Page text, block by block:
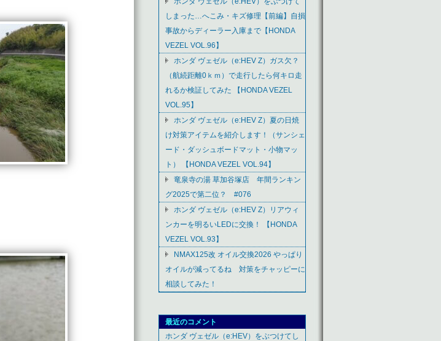
しまった…へこみ・キズ修理【前編】自損
事故からディーラー入庫まで【HONDA
VEZEL VOL.96】
ホンダ ヴェゼル（e:HEV Z）ガス欠？
（航続距離0ｋｍ）で走行したら何キロ走
れるか検証してみた 【HONDA VEZEL
VOL.95】
ホンダ ヴェゼル（e:HEV Z）夏の日焼
け対策アイテムを紹介します！（サンシェ
ード・ダッシュボードマット・小物マッ
ト） 【HONDA VEZEL VOL.94】
竜泉寺の湯 草加谷塚店 年間ランキン
グ2025で第二位？ #076
ホンダ ヴェゼル（e:HEV Z）リアウィ
ンカーを明るいLEDに交換！ 【HONDA
VEZEL VOL.93】
NMAX125改 オイル交換2026 やっぱり
オイルが減ってるね 対策をチャッピーに
相談してみた！
最近のコメント
ホンダ ヴェゼル（e:HEV）をぶつけてし